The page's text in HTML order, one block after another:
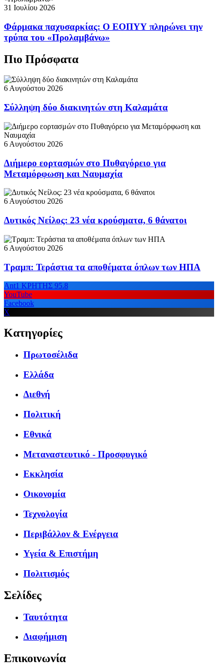
31 Ιουλίου 2026
Φάρμακα παχυσαρκίας: Ο ΕΟΠΥΥ πληρώνει την
τρύπα του «Προλαμβάνω»
Πιο Πρόσφατα
6 Αυγούστου 2026
Σύλληψη δύο διακινητών στη Καλαμάτα
6 Αυγούστου 2026
Διήμερο εορτασμών στο Πυθαγόρειο για
Μεταμόρφωση και Ναυμαχία
6 Αυγούστου 2026
Δυτικός Νείλος: 23 νέα κρούσματα, 6 θάνατοι
6 Αυγούστου 2026
Τραμπ: Τεράστια τα αποθέματα όπλων των ΗΠΑ
Ant1 ΚΡΗΤΗΣ 95.8
YouTube
Facebook
X
Κατηγορίες
Πρωτοσέλιδα
Ελλάδα
Διεθνή
Πολιτική
Εθνικά
Μεταναστευτικό - Προσφυγικό
Εκκλησία
Οικονομία
Τεχνολογία
Περιβάλλον & Ενέργεια
Υγεία & Επιστήμη
Πολιτισμός
Σελίδες
Ταυτότητα
Διαφήμιση
Επικοινωνία